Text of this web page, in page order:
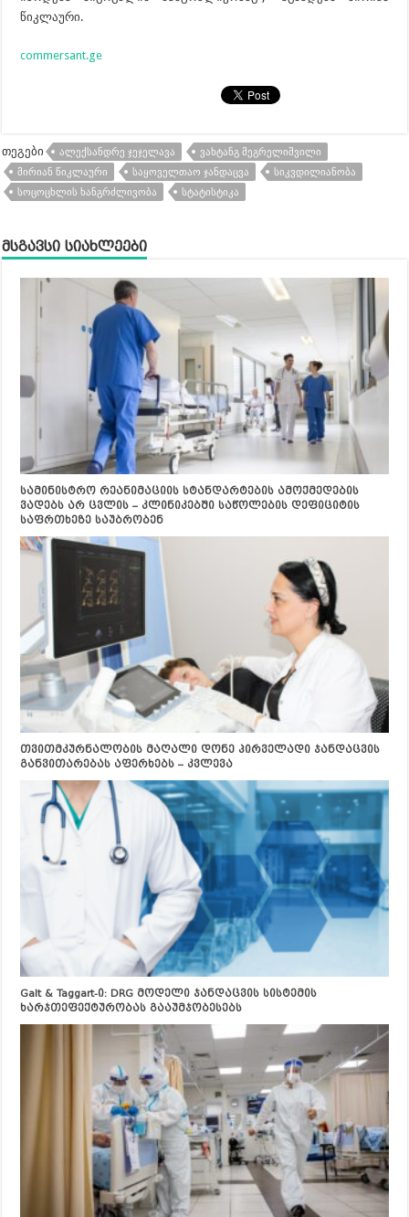
წიკლაური.
commersant.ge
თეგები ᲐᲚᲔᲥᲡᲐᲜᲓᲠᲔ ᲯᲔᲯᲔᲚᲐᲕᲐ
ᲕᲐᲮᲢᲐᲜᲒ ᲛᲔᲒᲠᲔᲚᲘᲨᲕᲘᲚᲘ
ᲛᲘᲠᲘᲐᲜ ᲬᲘᲙᲚᲐᲣᲠᲘ
ᲡᲐᲧᲝᲕᲔᲚᲗᲐᲝ ᲯᲐᲜᲓᲐᲪᲕᲐ
ᲡᲘᲙᲕᲓᲘᲚᲘᲐᲜᲝᲑᲐ
ᲡᲝᲪᲝᲪᲮᲚᲘᲡ ᲮᲐᲜᲒᲠᲫᲚᲘᲕᲝᲑᲐ
ᲡᲢᲐᲢᲘᲡᲢᲘᲙᲐ
მსგავსი სიახლეები
სამინისტრო რეანიმაციის სტანდარტების ამოქმედების
ვადებს არ ცვლის – კლინიკებში საწოლების დეფიციტის
საფრთხეზე საუბრობენ
თვითმკურნალობის მაღალი დონე პირველადი ჯანდაცვის
განვითარებას აფერხებს – კვლევა
Galt & Taggart-ი: DRG მოდელი ჯანდაცვის სისტემის
ხარჯთეფექტურობას გააუმჯობესებს